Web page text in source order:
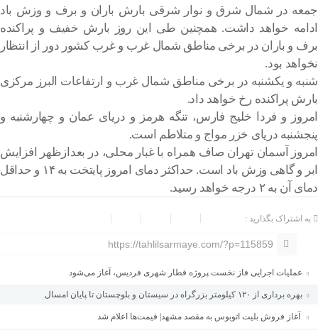
جمعه در شمال شرق و نوار شرقی بارش باران و برف و وزش باد
ادامه خواهد داشت. همچنین طی این روز بارش خفیف و پراکنده
برف و باران در برخی مناطق شمال غرب و غرب کشور دور از انتظار
نخواهد بود.
شنبه و یکشنبه در برخی مناطق شمال غرب و ارتفاعات البرز مرکزی
بارش پراکنده رخ خواهد داد.
امروز و فردا خلیج فارس، تنگه هرمز و دریای عمان و چهارشنبه و
پنجشنبه دریای خزر مواج و متلاطم است.
امروز آسمان تهران صاف همراه با غبار محلی، در بعدازظهر افزایش
ابر و گاهی وزش باد است. حداکثر دمای امروز پایتخت به ۱۴ و حداقل
دمای آن به ۲ درجه خواهد رسید.
به اشتراک بگذارید :
https://tahlilsarmaye.com/?p=115859
عملیات اجرایی فاز نخست پروژه قطار شهری فردیس، آغاز می‌شود
بهره برداری از ۱۲۰ کیلومتر بزرگراه در سیستان و بلوچستان تا پایان امسال
آغاز فروش بلیت اتوبوس به مقصد مشهد| قیمت‌ها اعلام شد